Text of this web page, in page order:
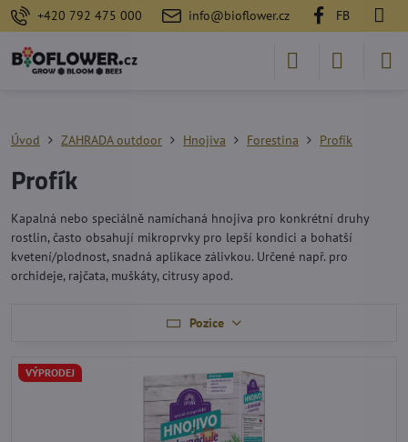
+420 792 475 000 info@bioflower.cz FB
Úvod ZAHRADA outdoor Hnojiva Forestina Profík
Profík
Kapalná nebo speciálně namíchaná hnojiva pro konkrétní druhy
rostlin, často obsahují mikroprvky pro lepší kondici a bohatší
kvetení/plodnost, snadná aplikace zálivkou. Určené např. pro
orchideje, rajčata, muškáty, citrusy apod.
Pozice
VÝPRODEJ